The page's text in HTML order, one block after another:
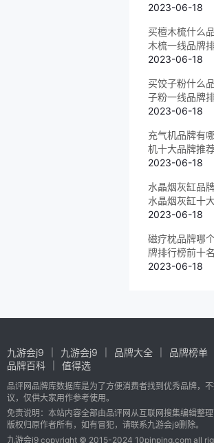
2023-06-18
买檀木梳什么
木梳一线品牌排
2023-06-18
买饺子粉什么
子粉一线品牌排
2023-06-18
充气机品牌有
机十大品牌推荐
2023-06-18
水晶烟灰缸品
水晶烟灰缸十
2023-06-18
磁疗枕品牌哪
牌排行榜前十名
2023-06-18
九游会j9 九游会j9 品牌大全 品牌榜单
品牌百科
值得选
品评网品牌库数据库是为了方便消费者找到优秀品牌，
议，仅供大家用作参考使用。
免责说明：本站内容全部由品评网从互联网搜集编辑整
版权归原作者所有，如有冒犯，请联系九游会j9删除。
九游会j9 copyright © 2015-2024 10pinping.com all